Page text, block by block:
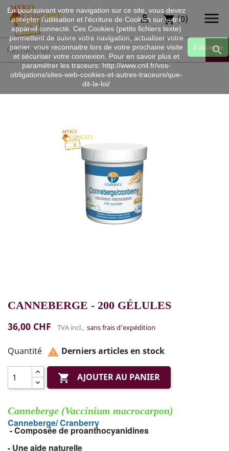
 shopping_cart (0) 

CANNEBERGE - 200 GÉLULES
36,00 CHF TVA incl., sans frais d’expédition
Quantité  Derniers articles en stock
 AJOUTER AU PANIER
Canneberge (Vaccinium macrocarpon)
Canneberge/ Cranberry
- Composée de proanthocyanidines
- Une aide naturelle
En poursuivant votre navigation sur ce site, vous devez
accepter l’utilisation et l'écriture de Cookies sur votre
appareil connecté. Ces Cookies (petits fichiers texte)
permettent de suivre votre navigation, actualiser votre
panier, vous reconnaitre lors de votre prochaine visite
et sécuriser votre connexion. Pour en savoir plus et
paramétrer les traceurs: http://www.cnil.fr/vos-
obligations/sites-web-cookies-et-autres-traceurs/que-
dit-la-loi/
J'accepte